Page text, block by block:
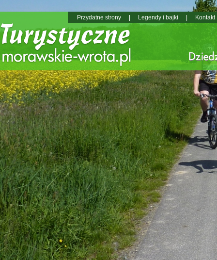
Przydatne strony Legendy i bajki Kontakt